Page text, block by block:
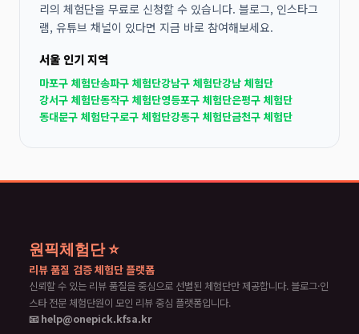
리의 체험단을 무료로 신청할 수 있습니다. 블로그, 인스타그
램, 유튜브 채널이 있다면 지금 바로 참여해보세요.
서울 인기 지역
마포구 체험단송파구 체험단강남구 체험단강남 체험단
강서구 체험단동작구 체험단영등포구 체험단은평구 체험단
동대문구 체험단구로구 체험단강동구 체험단금천구 체험단
원픽체험단 ⭐
리뷰 품질 검증 체험단 플랫폼
신뢰할 수 있는 리뷰 품질을 중심으로 선별된 체험단만 제공합니다. 블로그·인
스타 전문 체험단원이 모인 리뷰 중심 플랫폼입니다.
📧 help@onepick.kfsa.kr